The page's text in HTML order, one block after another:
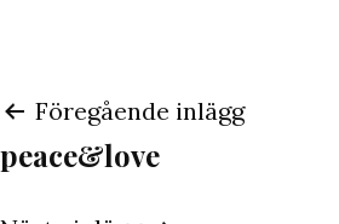
Inläggsnavigering
Föregående inlägg
peace&love